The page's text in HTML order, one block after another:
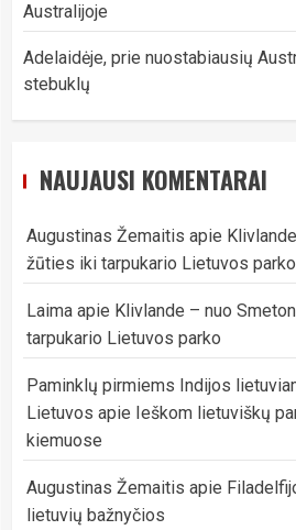
Australijoje
Adelaidėje, prie nuostabiausių
stebuklų
NAUJAUSI KOMENTARAI
Augustinas Žemaitis apie
žūties iki tarpukario Lietuvos parko
Laima apie Klivlande – nuo
tarpukario Lietuvos parko
Paminklų pirmiems Indijos
Lietuvos apie Ieškom lietuviškų
kiemuose
Augustinas Žemaitis apie
lietuvių bažnyčios